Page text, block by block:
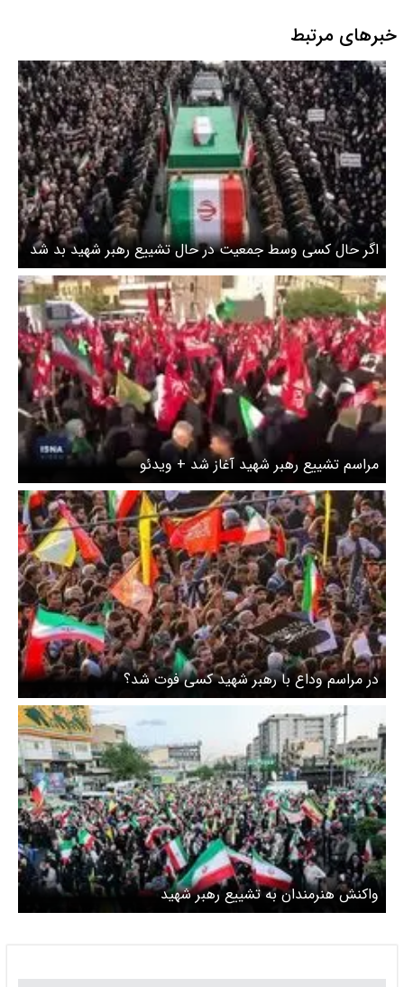
خبرهای مرتبط
اگر حال کسی وسط جمعیت در حال تشییع رهبر شهید بد شد
چه کنیم و چه نکنیم؟
مراسم تشییع رهبر شهید آغاز شد + ویدئو
در مراسم وداع با رهبر شهید کسی فوت شد؟
واکنش هنرمندان به تشییع رهبر شهید